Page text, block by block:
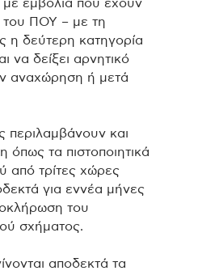
με εμβόλια που έχουν
του ΠΟΥ – με τη
η δεύτερη κατηγορία
να δείξει αρνητικό
αναχώρηση ή μετά
περιλαμβάνουν και
όπως τα πιστοποιητικά
από τρίτες χώρες
για εννέα μήνες
του
σχήματος.
αποδεκτά τα